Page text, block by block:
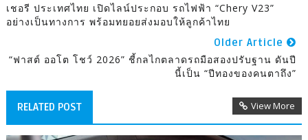
เชอรี ประเทศไทย เปิดไลน์ประกอบ รถไฟฟ้า “Chery V23”
อย่างเป็นทางการ พร้อมทยอยส่งมอบให้ลูกค้าไทย
Older Article
“ฟาสต์ ออโต โชว์ 2026” ชี้กลไกตลาดรถมือสองปรับฐาน ดันปี
นี้เป็น “ปีทองของคนตาถึง”
RELATED POST View More